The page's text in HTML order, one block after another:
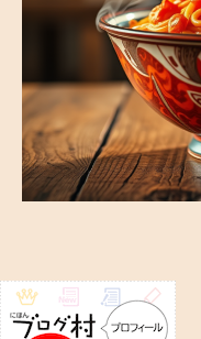
さ
を
極
め
る
！
オ
ス
ス
ラ
ー
メ